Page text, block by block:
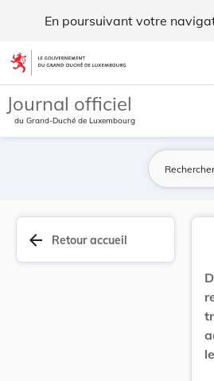
En poursuivant votre
Aller au contenu
Journal officiel
du Grand-Duché de Luxembourg
arrow_back Retour accueil